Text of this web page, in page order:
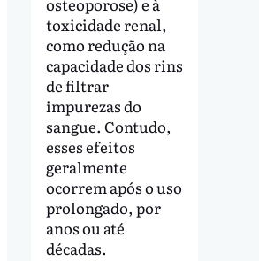
toxicidade renal,
como redução na
capacidade dos rins
de filtrar
impurezas do
sangue. Contudo,
esses efeitos
geralmente
ocorrem após o uso
prolongado, por
anos ou até
décadas.